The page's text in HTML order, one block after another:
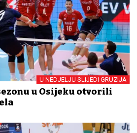
U NEDJELJU SLIJEDI GRUZIJA
u Osijeku otvorili